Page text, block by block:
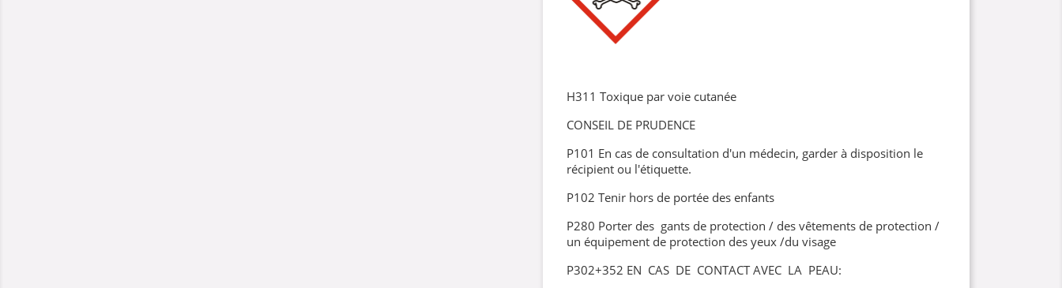
H311 Toxique par voie cutanée
CONSEIL DE PRUDENCE
P101 En cas de consultation d'un médecin, garder à disposition le
récipient ou l'étiquette.
P102 Tenir hors de portée des enfants
P280 Porter des gants de protection / des vêtements de protection /
un équipement de protection des yeux /du visage
P302+352 EN CAS DE CONTACT AVEC LA PEAU: